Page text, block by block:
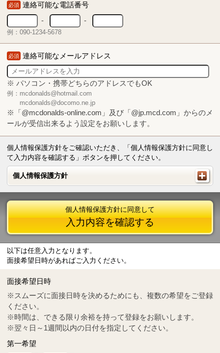
必須 連絡可能な電話番号
-
-
例：090-1234-5678
必須 連絡可能なメールアドレス
※ パソコン・携帯どちらのアドレスでもOK
例：mcdonalds@hotmail.com
mcdonalds@docomo.ne.jp
※「@mcdonalds-online.com」及び「@jp.mcd.com」からのメ
ールが受信出来るよう設定をお願いします。
個人情報保護方針をご確認いただき、「個人情報保護方針に同意し
て入力内容を確認する」ボタンを押してください。
個人情報保護方針
個人情報保護方針
Tel
0570-55-0314
個人情報保護方針に同意して
入力内容を確認する
以下は任意入力となります。
面接希望日時があればご入力ください。
面接希望日時
※スムーズに面接日時を決めるためにも、複数の希望をご登録
ください。
※時間は、できる限り余裕を持って登録をお願いします。
※翌々日～1週間以内の日付を指定してください。
第一希望